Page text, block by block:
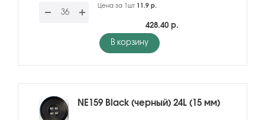
Цена за 1шт 11.9 р.
428.40 р.
В корзину
NE159 Black (черный) 24L (15 мм)